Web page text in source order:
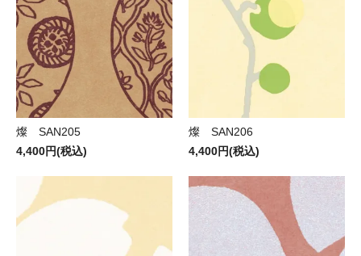
燦 SAN205
4,400円(税込)
燦 SAN206
4,400円(税込)